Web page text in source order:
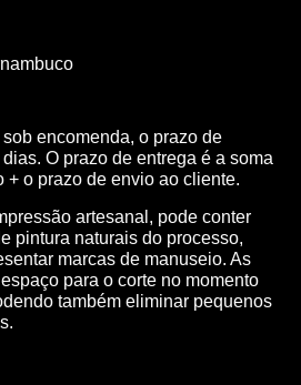
encomenda, o prazo de
O prazo de entrega é a soma
+ o prazo de envio ao cliente.
artesanal, pode conter
pintura naturais do processo,
marcas de manuseio. As
para o corte no momento
também eliminar pequenos